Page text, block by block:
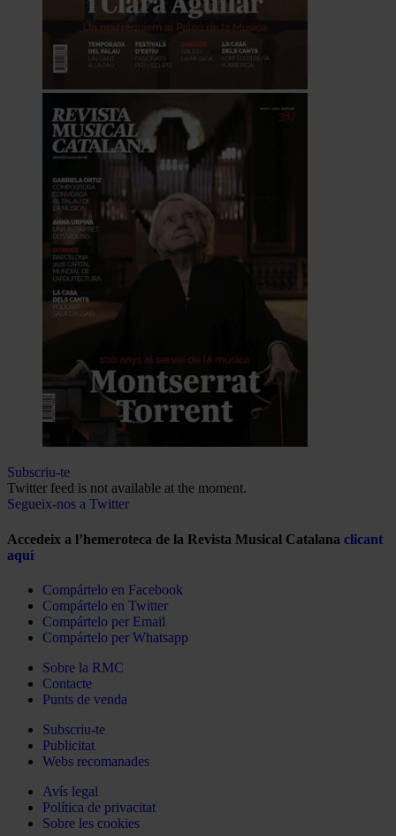
Subscriu-te
Twitter feed is not available at the moment.
Segueix-nos a Twitter
Accedeix a l’hemeroteca de la Revista Musical Catalana clicant
aquí
Compártelo en Facebook
Compártelo en Twitter
Compártelo per Email
Compártelo per Whatsapp
Sobre la RMC
Contacte
Punts de venda
Subscriu-te
Publicitat
Webs recomanades
Avís legal
Política de privacitat
Sobre les cookies